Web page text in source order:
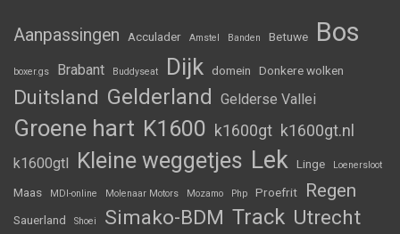
Aanpassingen Acculader Amstel Banden Betuwe Bos
boxer.gs Brabant Buddyseat Dijk domein Donkere wolken
Duitsland Gelderland Gelderse Vallei
Groene hart K1600 k1600gt k1600gt.nl
k1600gtl Kleine weggetjes Lek Linge Loenersloot
Maas MDI-online Molenaar Motors Mozamo Php Proefrit Regen
Sauerland Shoei Simako-BDM Track Utrecht